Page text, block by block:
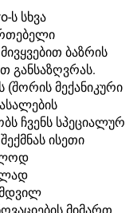
სხვა
ბაზრის
განსაზღვრას.
(შორის მექანიკური
ჩვენს სპეციალურ
ისეთი